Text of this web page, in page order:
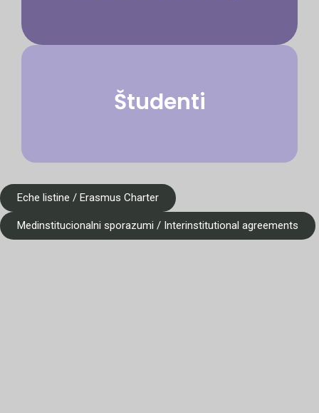
Študenti
Eche listine / Erasmus Charter
Medinstitucionalni sporazumi / Interinstitutional agreements